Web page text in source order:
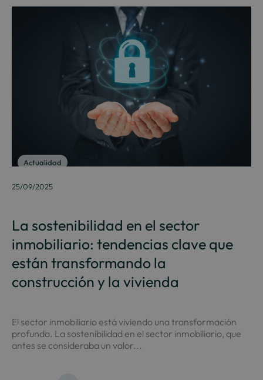
Actualidad
25/09/2025
La sostenibilidad en el sector
inmobiliario: tendencias clave que
están transformando la
construcción y la vivienda
El sector inmobiliario está viviendo una transformación
profunda. La sostenibilidad en el sector inmobiliario, que
antes se consideraba un valor...